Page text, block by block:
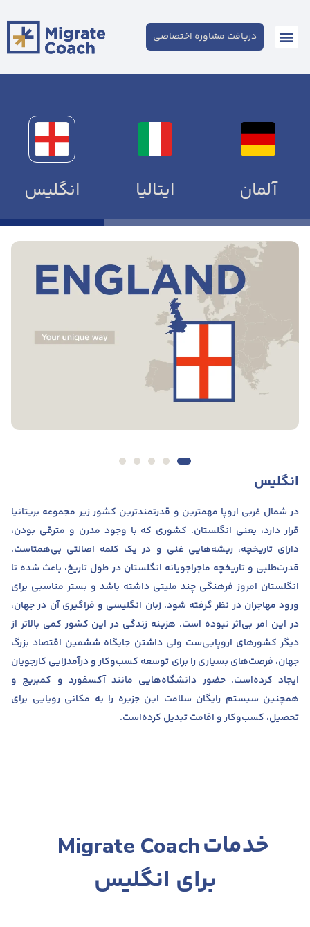
دریافت مشاوره اختصاصی
آلمان ایتالیا انگلیس
انگلیس
در شمال غربی اروپا مهمترین و قدرتمندترین کشور زیر مجموعه بریتانیا
قرار دارد، یعنی انگلستان. کشوری که با وجود مدرن و مترقی بودن،
دارای تاریخچه‌، ریشه‌هایی غنی و در یک کلمه اصالتی بی‌همتاست.
قدرت‌طلبی و تاریخچه ماجراجویانه انگلستان در طول تاریخ، باعث شده تا
انگلستان امروز فرهنگی چند ملیتی داشته باشد و بستر مناسبی برای
ورود مهاجران در نظر گرفته شود. زبان انگلیسی و فراگیری آن در جهان،
در این امر بی‌اثر نبوده است. هزینه زندگی در این کشور کمی بالاتر از
دیگر کشورهای اروپایی‌ست ولی داشتن جایگاه ششمین اقتصاد بزرگ
جهان،‌ فرصت‌های بسیاری را برای توسعه کسب‌و‌کار و درآمدزایی کارجویان
ایجاد کرده‌است. حضور دانشگاه‌هایی مانند آکسفورد و کمبریج و
همچنین سیستم رایگان سلامت این جزیره را به مکانی رویایی برای
تحصیل، کسب‌و‌کار و اقامت تبدیل‌ کرده‌است.
خدماتMigrate Coach
برای انگلیس